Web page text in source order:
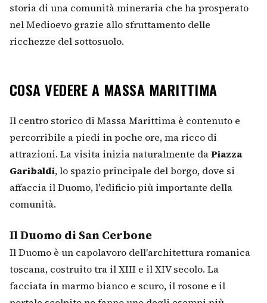
storia di una comunità mineraria che ha prosperato
nel Medioevo grazie allo sfruttamento delle
ricchezze del sottosuolo.
COSA VEDERE A MASSA MARITTIMA
Il centro storico di Massa Marittima è contenuto e
percorribile a piedi in poche ore, ma ricco di
attrazioni. La visita inizia naturalmente daPiazza
Garibaldi, lo spazio principale del borgo, dove si
affaccia il Duomo, l'edificio più importante della
comunità.
Il Duomo di San Cerbone
Il Duomo è un capolavoro dell'architettura romanica
toscana, costruito tra il XIII e il XIV secolo. La
facciata in marmo bianco e scuro, il rosone e il